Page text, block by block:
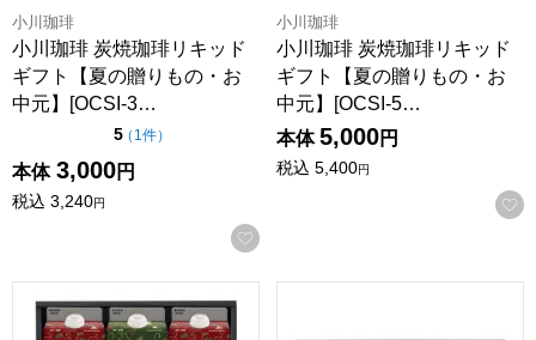
小川珈琲
小川珈琲 炭焼珈琲リキッド
ギフト【夏の贈りもの・お
中元】[OCSI-3…
5点（5点満点中）
（ 1件の評価
）
本体 3,000円
税込 3,240円
お気に入りに登録する
小川珈琲
小川珈琲 炭焼珈琲リキッド
ギフト【夏の贈りもの・お
中元】[OCSI-5…
本体 5,000円
税込 5,400円